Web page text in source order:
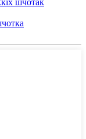
шчотак